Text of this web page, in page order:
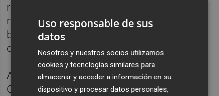
refuerzo de la inclusión educativa con 36
nuevas aulas UECO, la simplificación
burocrática o la mejora de la formación
docente.
Asimismo, ha destacado que "el actual
Consell está haciendo el mayor esfuerzo
Uso responsable de sus
datos
Nosotros y nuestros socios utilizamos
cookies y tecnologías similares para
almacenar y acceder a información en su
dispositivo y procesar datos personales,